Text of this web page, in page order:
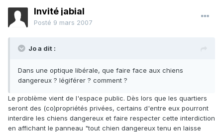
Invité jabial
Posté 9 mars 2007
Jo a dit :
Dans une optique libérale, que faire face aux chiens
dangereux ? légiférer ? comment ?
Le problème vient de l'espace public. Dès lors que les quartiers
seront des (co)propriétés privées, certains d'entre eux pourront
interdire les chiens dangereux et faire respecter cette interdiction
en affichant le panneau "tout chien dangereux tenu en laisse